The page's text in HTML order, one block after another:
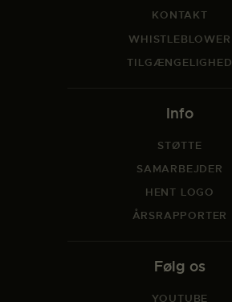
KONTAKT
WHISTLEBLOWER
TILGÆNGELIGHED
Info
STØTTE
SAMARBEJDER
HENT LOGO
ÅRSRAPPORTER
Følg os
YOUTUBE